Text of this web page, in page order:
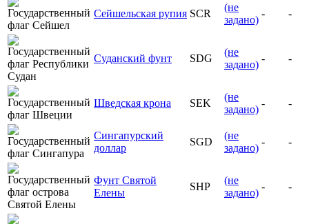
Сейшельская рупия SCR
(не
задано)
- -
Суданский фунт SDG
(не
задано)
- -
Шведская крона SEK
(не
задано)
- -
Сингапурский
доллар
SGD
(не
задано)
- -
Фунт Святой
Елены
SHP
(не
задано)
- -